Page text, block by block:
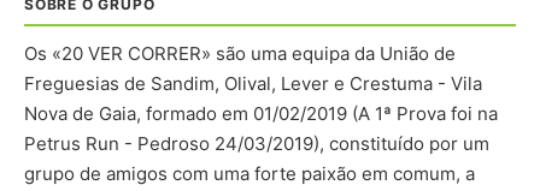
SOBRE O GRUPO
Os «20 VER CORRER» são uma equipa da União de
Freguesias de Sandim, Olival, Lever e Crestuma - Vila
Nova de Gaia, formado em 01/02/2019 (A 1ª Prova foi na
Petrus Run - Pedroso 24/03/2019), constituído por um
grupo de amigos com uma forte paixão em comum, a